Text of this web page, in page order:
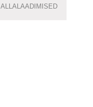
ALLALAADIMISED